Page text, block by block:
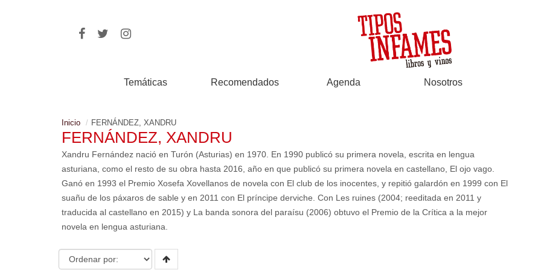
Temáticas Recomendados Agenda Nosotros
Inicio FERNÁNDEZ, XANDRU
FERNÁNDEZ, XANDRU
Xandru Fernández nació en Turón (Asturias) en 1970. En 1990 publicó su primera novela, escrita en lengua
asturiana, como el resto de su obra hasta 2016, año en que publicó su primera novela en castellano, El ojo vago.
Ganó en 1993 el Premio Xosefa Xovellanos de novela con El club de los inocentes, y repitió galardón en 1999 con El
suañu de los páxaros de sable y en 2011 con El príncipe derviche. Con Les ruines (2004; reeditada en 2011 y
traducida al castellano en 2015) y La banda sonora del paraísu (2006) obtuvo el Premio de la Crítica a la mejor
novela en lengua asturiana.